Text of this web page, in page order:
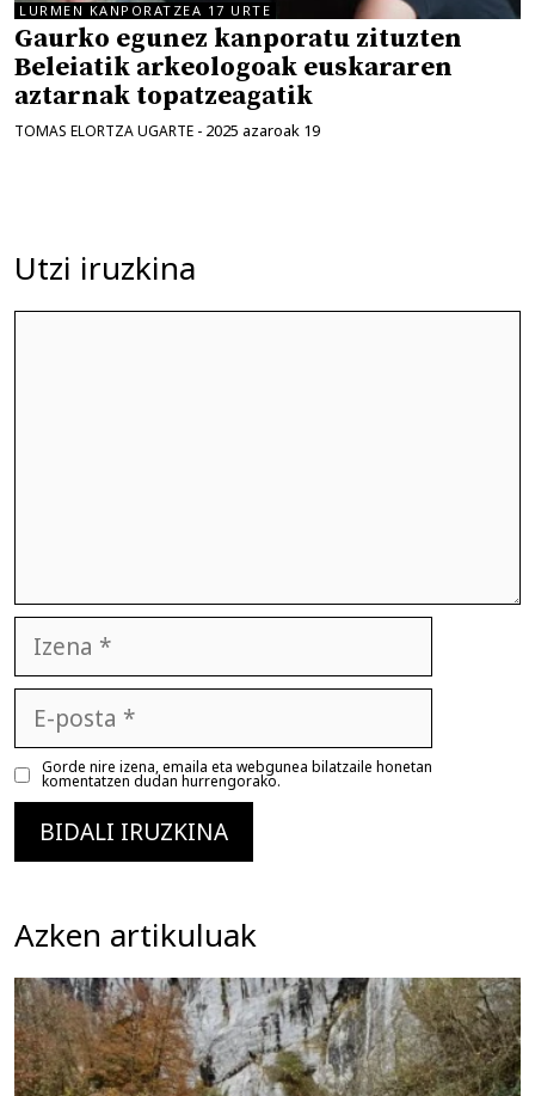
LURMEN KANPORATZEA 17 URTE
Gaurko egunez kanporatu zituzten
Beleiatik arkeologoak euskararen
aztarnak topatzeagatik
TOMAS ELORTZA UGARTE - 2025 azaroak 19
Utzi iruzkina
posta
Gorde nire izena, emaila eta webgunea bilatzaile honetan
komentatzen dudan hurrengorako.
Azken artikuluak